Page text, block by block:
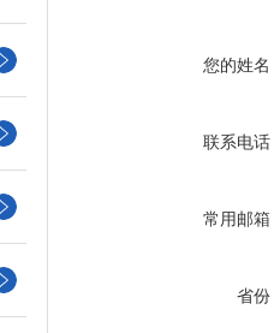
您的姓名
联系电话
常用邮箱
省份